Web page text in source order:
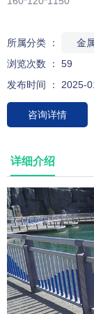
所属分类 ：
金
浏览次数 ： 59
发布时间 ： 2025-
咨询详情
详细介绍